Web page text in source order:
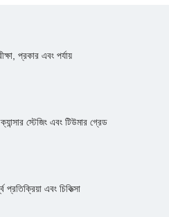
প্রকার এবং পর্যায়
ক্যান্সার স্টেজিং এবং টিউমার গ্রেড
প্রতিক্রিয়া এবং চিকিত্সা